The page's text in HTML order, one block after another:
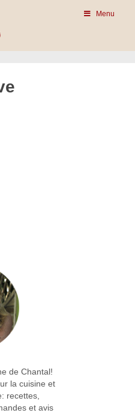
Menu
de Chantal!
la cuisine et
recettes,
et avis